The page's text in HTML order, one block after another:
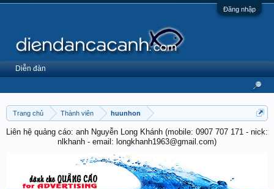
Đăng nhập
Trang chủ Thành viên huunhon
Liên hệ quảng cáo: anh Nguyễn Long Khánh (mobile: 0907 707 171 - nick:
nlkhanh - email: longkhanh1963@gmail.com)
Diễn đàn